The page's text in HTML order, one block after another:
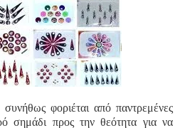
φοριέται από παντρεμένες
σημάδι προς την θεότητα για να